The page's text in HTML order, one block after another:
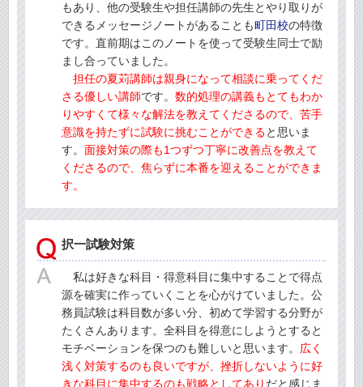
もあり、他の受験生や担任講師の先生とやり取りが
できるメッセージノートがあることも町田校の特徴
です。直前期はこのノートを使って受験生同士で励
まし合っていました。
担任の夏苅講師は親身になって相談に乗ってくだ
さる優しい講師です。 数的処理の講義もとてもわか
りやすくて様々な解法を教えてくださるので、苦手
意識を持たずに試験に挑むことができると思いま
す。 面接対策の際も1つずつ丁寧に改善点を教えて
くださるので、焦らずに本番を迎えることができま
す。
択一試験対策
私は好きな科目・得意科目に集中することで得点
源を確実に作っていくことを心がけていました。公
務員試験は科目数が多い分、初めて学習する分野が
たくさんあります。全科目を得意にしようとすると
モチベーションを保つのも難しいと思います。 広く
浅く対策するのも良いですが、挫折しないように好
きな科目に集中するのも戦略としてあり だと感じま